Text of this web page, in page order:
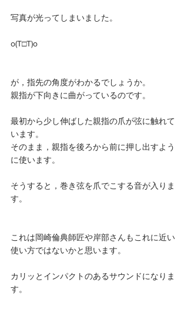
写真が光ってしまいました。
o(T□T)o
が，指先の角度がわかるでしょうか。
親指が下向きに曲がっているのです。
最初から少し伸ばした親指の爪が弦に触れて
います。
そのまま，親指を後ろから前に押し出すよう
に使います。
そうすると，巻き弦を爪でこする音が入りま
す。
これは岡崎倫典師匠や岸部さんもこれに近い
使い方ではないかと思います。
カリッとインパクトのあるサウンドになりま
す。